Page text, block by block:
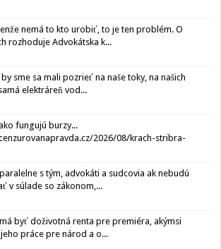
nemá to kto urobiť, to je ten problém. O
rozhoduje Advokátska k...
sme sa mali pozrieť na naše toky, na našich
elektráreň vod...
fungujú burzy...
2026/08/krach-stribra-
s tým, advokáti a sudcovia ak nebudú
v súlade so zákonom,...
byť doživotná renta pre premiéra, akýmsi
práce pre národ a o...